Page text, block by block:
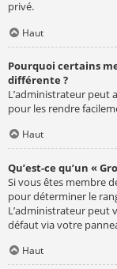
privé.
Haut
Pourquoi certains
différente ?
L’administrateur peut
pour les rendre
Haut
Qu’est-ce qu’un «
Si vous êtes membre
pour déterminer le
L’administrateur peut
défaut via votre
Haut